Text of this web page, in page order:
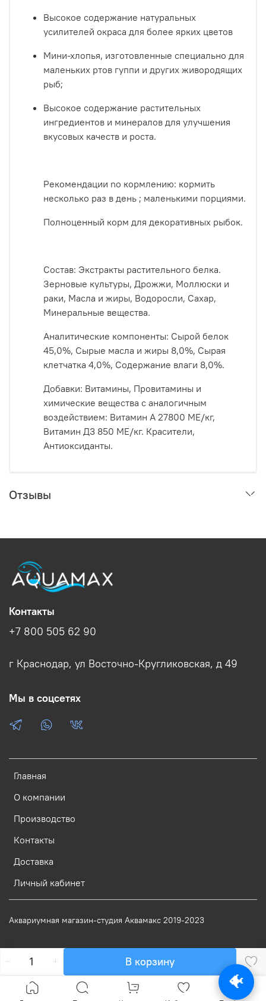
В корзину
Высокое содержание натуральных
усилителей окраса для более ярких цветов
Мини-хлопья, изготовленные специально для
маленьких ртов гуппи и других живородящих
рыб;
Высокое содержание растительных
ингредиентов и минералов для улучшения
вкусовых качеств и роста.
Рекомендации no кормлению: кормить
несколько раз в день ; маленькими порциями.
Полноценный корм для декоративных рыбок.
Состав: Экстракты растительного белка.
Зерновые культуры, Дрожжи, Моллюски и
раки, Масла и жиры, Водоросли, Сахар,
Минеральные вещества.
Аналитические компоненты: Сырой белок
45,0%, Сырые масла и жиры 8,0%, Сырая
клетчатка 4,0%, Содержание влаги 8,0%.
Добавки: Витамины, Провитамины и
химические вещества с аналогичным
воздействием: Витамин А 27800 ME/кг,
Витамин Д3 850 ME/кг. Красители,
Антиоксиданты.
Отзывы
Главная
О компании
Производство
Контакты
Доставка
Личный кабинет
Контакты
+7 800 505 62 90
г Краснодар, ул Восточно-Кругликовская, д 49
Мы в соцсетях
Аквариумная магазин-студия Аквамакс 2019-2023
🐠